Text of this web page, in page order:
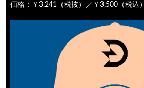
価格：￥3,241（税抜）／￥3,500（税込）